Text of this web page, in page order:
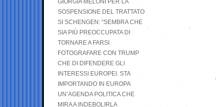
GIORGIA MELONI PER LA
SOSPENSIONE DEL TRATTATO
SI SCHENGEN: “SEMBRA CHE
SIA PIÙ PREOCCUPATA DI
TORNARE A FARSI
FOTOGRAFARE CON TRUMP
CHE DI DIFENDERE GLI
INTERESSI EUROPEI. STA
IMPORTANDO IN EUROPA
UN’AGENDA POLITICA CHE
MIRA A INDEBOLIRLA